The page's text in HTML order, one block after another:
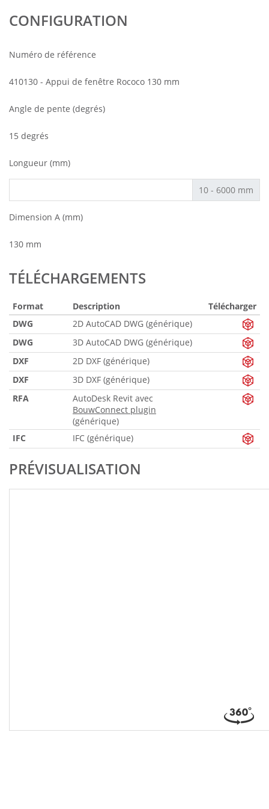
CONFIGURATION
Numéro de référence
410130 - Appui de fenêtre Rococo 130 mm
Angle de pente (degrés)
15 degrés
Longueur (mm)
10 - 6000 mm
Dimension A (mm)
130 mm
TÉLÉCHARGEMENTS
Format Description
Télécharger
DWG
2D AutoCAD DWG (générique)
DWG
3D AutoCAD DWG (générique)
DXF
2D DXF (générique)
DXF
3D DXF (générique)
RFA
AutoDesk Revit avec
BouwConnect plugin
(générique)
IFC
IFC (générique)
PRÉVISUALISATION